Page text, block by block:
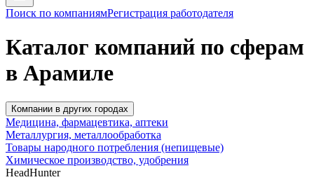
Поиск по компаниямРегистрация работодателя
Каталог компаний по сферам
в Арамиле
Компании в других городах
Медицина, фармацевтика, аптеки
Металлургия, металлообработка
Товары народного потребления (непищевые)
Химическое производство, удобрения
HeadHunter